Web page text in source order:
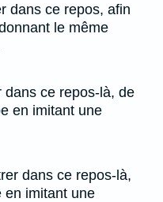
dans ce repos, afin
le même
dans ce repos-là, de
en imitant une
dans ce repos-là,
en imitant une